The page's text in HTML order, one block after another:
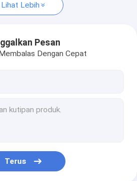
Cangkir Mati
Siang Kertas
Cangkir Kertas
Kertas
Lihat Lebih
Pesan
Dengan Cepat
Terus